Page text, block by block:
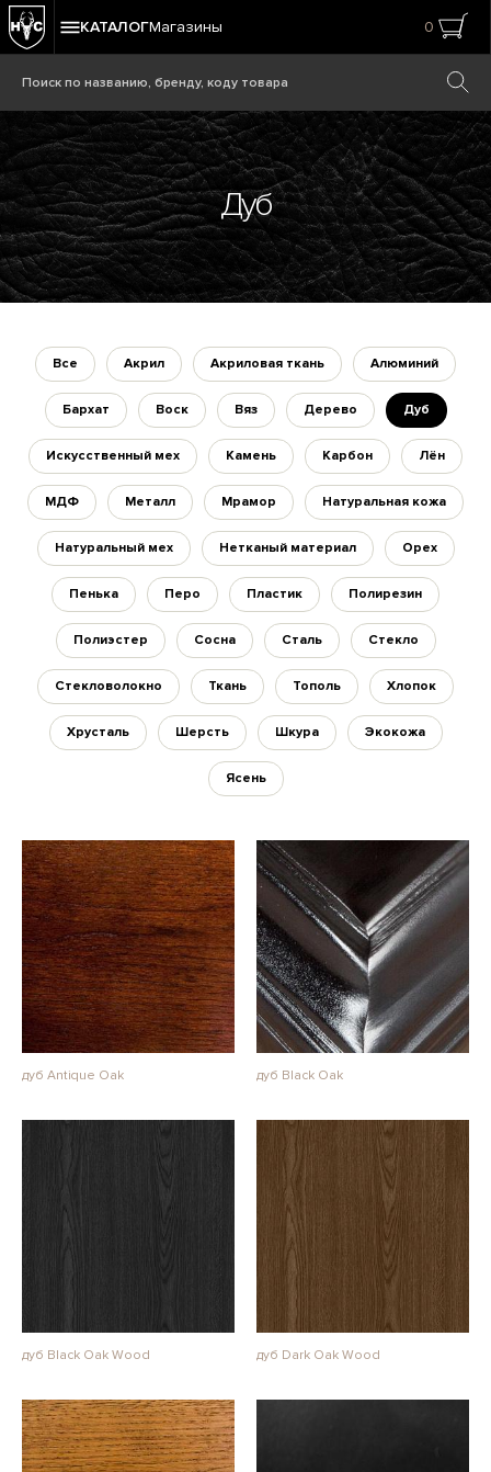
КАТАЛОГМагазины 0
Дуб
Все Акрил Акриловая ткань Алюминий
Бархат Воск Вяз Дерево Дуб
Искусственный мех Камень Карбон Лён
МДФ Металл Мрамор Натуральная кожа
Натуральный мех Нетканый материал Орех
Пенька Перо Пластик Полирезин
Полиэстер Сосна Сталь Стекло
Стекловолокно Ткань Тополь Хлопок
Хрусталь Шерсть Шкура Экокожа
Ясень
дуб Antique Oak дуб Black Oak
дуб Black Oak Wood дуб Dark Oak Wood